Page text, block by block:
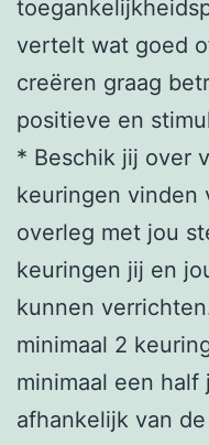
vertelt wat goed
creëren graag
positieve en
* Beschik jij over
keuringen vinden
overleg met jou
keuringen jij en
kunnen
minimaal 2
minimaal een half
afhankelijk van